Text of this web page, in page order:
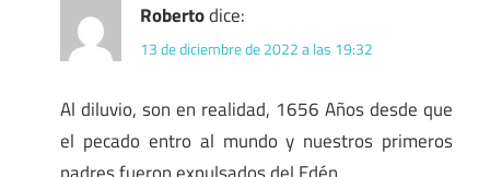
Robertodice:
13 de diciembre de 2022 a las 19:32
Al diluvio, son en realidad, 1656 Años desde que
el pecado entro al mundo y nuestros primeros